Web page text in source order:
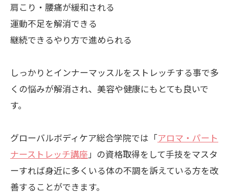
肩こり・腰痛が緩和される
運動不足を解消できる
継続できるやり方で進められる
しっかりとインナーマッスルをストレッチする事で多
くの悩みが解消され、美容や健康にもとても良いで
す。
グローバルボディケア総合学院では「アロマ・パート
ナーストレッチ講座」の資格取得をして手技をマスタ
ーすれば身近に多くいる体の不調を訴えている方を改
善することができます。